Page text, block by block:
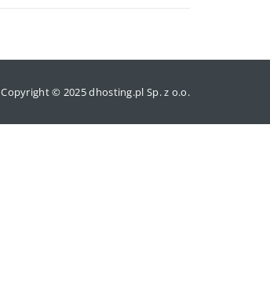
Copyright © 2025 dhosting.pl Sp. z o.o.